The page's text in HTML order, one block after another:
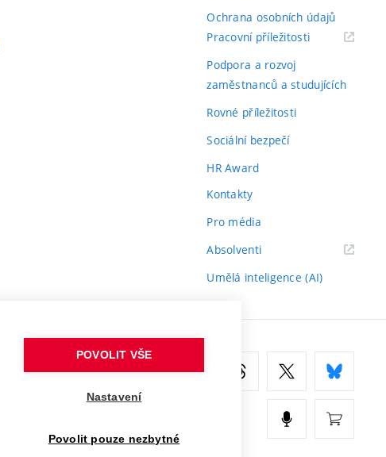
Ochrana osobních údajů
Pracovní příležitosti(externí
Podpora a rozvoj
zaměstnanců a studujících
Rovné příležitosti
Sociální bezpečí
HR Award
Kontakty
Pro média
Absolventi(externí
Umělá inteligence (AI)
POVOLIT VŠE
Nastavení
Povolit pouze nezbytné